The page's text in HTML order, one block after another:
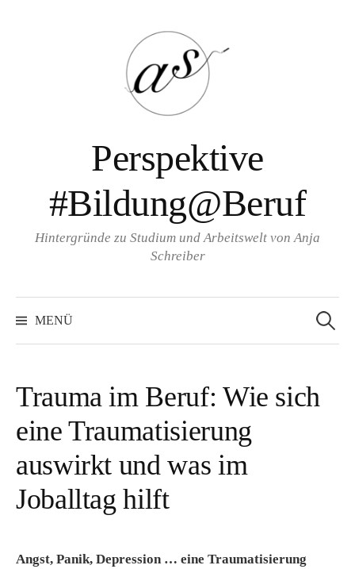
Perspektive
#Bildung@Beruf
Hintergründe zu Studium und Arbeitswelt von Anja
Schreiber
MENÜ
nach:
Trauma im Beruf: Wie sich
eine Traumatisierung
auswirkt und was im
Joballtag hilft
Angst, Panik, Depression … eine Traumatisierung